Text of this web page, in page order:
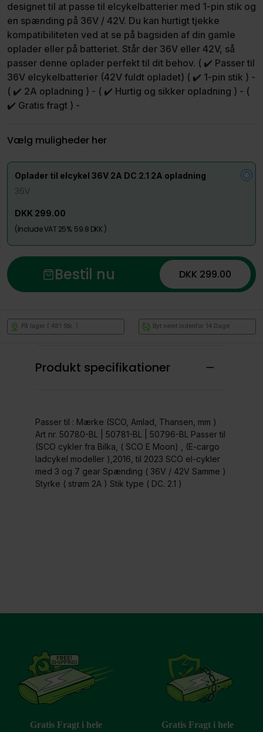
designet til at passe til elcykelbatterier med 1-pin stik og
en spænding på 36V / 42V. Du kan hurtigt tjekke
kompatibiliteten ved at se på bagsiden af din gamle
oplader eller på batteriet. Står der 36V eller 42V, så
passer denne oplader perfekt til dit behov. ( ✔️ Passer til
36V elcykelbatterier (42V fuldt opladet) ( ✔️ 1-pin stik ) -
( ✔️ 2A opladning ) - ( ✔️ Hurtig og sikker opladning ) - (
✔️ Gratis fragt ) -
Vælg muligheder her
Oplader til elcykel 36V 2A DC 2.1 2A opladning
36V
DKK 299.00
(Include VAT 25%: 59.8 DKK )
Bestil nu DKK 299.00
På lager ( 481 Stk. ) Byt nemt indenfor 14 Dage
Produkt specifikationer
Passer til : Mærke (SCO, Amlad, Thansen, mm )
Art nr. 50780-BL | 50781-BL | 50796-BL Passer til
(SCO cykler fra Bilka, ( SCO E Moon) , (E-cargo
ladcykel modeller ),2016, til 2023 SCO el-cykler
med 3 og 7 gear Spænding ( 36V / 42V Samme )
Styrke ( strøm 2A ) Stik type ( DC. 2.1 )
Gratis Fragt i hele
Gratis Fragt i hele